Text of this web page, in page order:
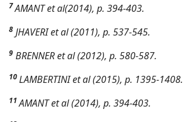
7AMANT et al(2014), p. 394-403.
8 JHAVERI et al (2011), p. 537-545.
9 BRENNER et al (2012), p. 580-587.
10LAMBERTINI et al (2015), p. 1395-1408.
11 AMANT et al (2014), p. 394-403.